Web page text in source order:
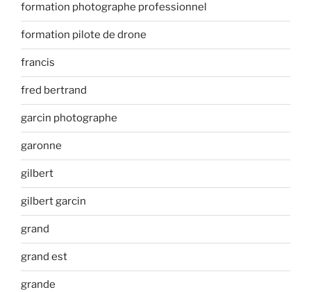
formation photographe professionnel
formation pilote de drone
francis
fred bertrand
garcin photographe
garonne
gilbert
gilbert garcin
grand
grand est
grande